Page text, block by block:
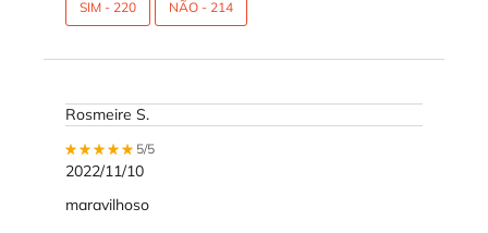
SIM - 220 NÃO - 214
Rosmeire S.
5 out of 5 stars.
5/5
2022/11/10
maravilhoso